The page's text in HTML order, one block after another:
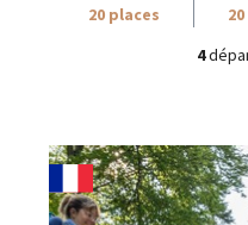
20 places
4